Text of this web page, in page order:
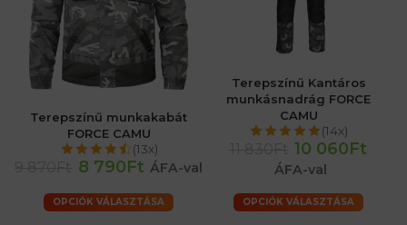
Terepszínű munkakabát
FORCE CAMU
(13x)
8 790Ft ÁFA-val
OPCIÓK VÁLASZTÁSA
Terepszínű Kantáros
munkásnadrág FORCE
CAMU
(14x)
10 060Ft
ÁFA-val
OPCIÓK VÁLASZTÁSA